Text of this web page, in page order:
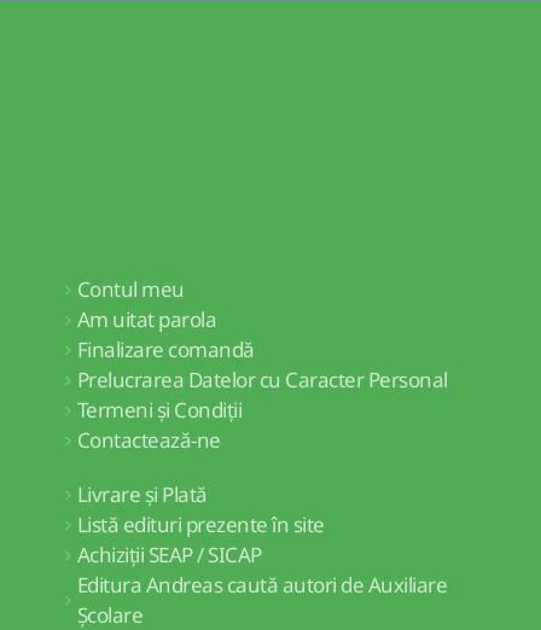
Contul meu
Am uitat parola
Finalizare comandă
Prelucrarea Datelor cu Caracter Personal
Termeni și Condiții
Contactează-ne
Livrare și Plată
Listă edituri prezente în site
Achiziții SEAP / SICAP
Editura Andreas caută autori de Auxiliare
Școlare